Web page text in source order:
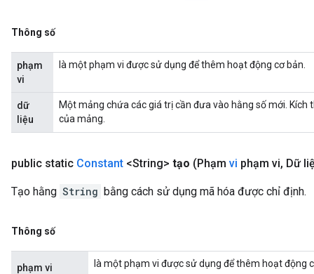
Thông số
phạm
vi
là một phạm vi được sử dụng để thêm hoạt động cơ bản.
dữ
liệu
Một mảng chứa các giá trị cần đưa vào hằng số mới.
của mảng.
public static Constant <String> tạo (Phạm vi phạm vi, Dữ
Tạo hằng String bằng cách sử dụng mã hóa được chỉ định.
Thông số
phạm vi là một phạm vi được sử dụng để thêm hoạt động